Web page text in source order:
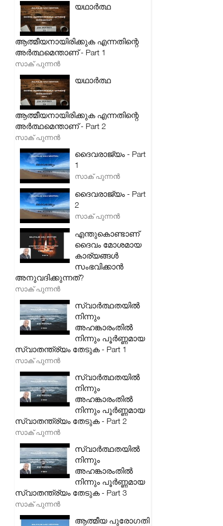
യഥാർത്ഥ
ആത്മീയനായിരിക്കുക എന്നതിന്റെ
അർത്ഥമെന്താണ് - Part 1
സാക് പുന്നൻ
യഥാർത്ഥ
ആത്മീയനായിരിക്കുക എന്നതിന്റെ
അർത്ഥമെന്താണ് - Part 2
സാക് പുന്നൻ
ദൈവരാജ്യം - Part
1
സാക് പുന്നൻ
ദൈവരാജ്യം - Part
2
സാക് പുന്നൻ
എന്തുകൊണ്ടാണ്
ദൈവം മോശമായ
കാര്യങ്ങൾ
സംഭവിക്കാൻ
അനുവദിക്കുന്നത്?
സാക് പുന്നൻ
സ്വാർത്ഥതയിൽ
നിന്നും
അഹങ്കാരംതിൽ
നിന്നും പൂർണ്ണമായ
സ്വാതന്ത്ര്യം തേടുക - Part 1
സാക് പുന്നൻ
സ്വാർത്ഥതയിൽ
നിന്നും
അഹങ്കാരംതിൽ
നിന്നും പൂർണ്ണമായ
സ്വാതന്ത്ര്യം തേടുക - Part 2
സാക് പുന്നൻ
സ്വാർത്ഥതയിൽ
നിന്നും
അഹങ്കാരംതിൽ
നിന്നും പൂർണ്ണമായ
സ്വാതന്ത്ര്യം തേടുക - Part 3
സാക് പുന്നൻ
ആത്മീയ പുരോഗതി